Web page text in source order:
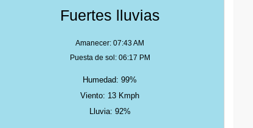
Fuertes lluvias
Amanecer: 07:43 AM
Puesta de sol: 06:17 PM
Humedad: 99%
Viento: 13 Kmph
Lluvia: 92%